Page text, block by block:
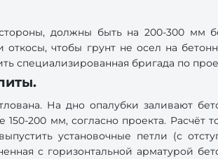
должны быть на 200-300 мм
чтобы грунт не осел на
специализированная бригада по
На дно опалубки заливают
200 мм, согласно проекта.
установочные петли (с
с горизонтальной арматурой